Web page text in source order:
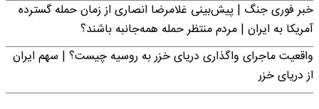
خبر فوری جنگ | پیش‌بینی غلامرضا انصاری از زمان حمله گسترده
آمریکا به ایران | مردم منتظر حمله همه‌جانبه باشند؟
واقعیت ماجرای واگذاری دریای خزر به روسیه چیست؟ | سهم ایران
از دریای خزر